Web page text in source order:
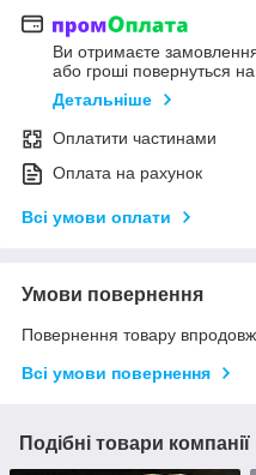
Ви отримаєте
або гроші повернуться
Детальніше
Оплатити частинами
Оплата на рахунок
Всі умови оплати
Умови повернення
Повернення товару
Всі умови повернення
Подібні товари компанії